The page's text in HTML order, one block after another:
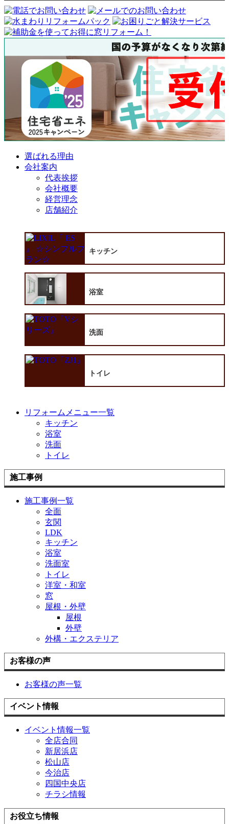
選ばれる理由
会社案内
代表挨拶
会社概要
経営理念
店舗紹介
キッチン
浴室
洗面
トイレ
リフォームメニュー一覧
キッチン
浴室
洗面
トイレ
施工事例
施工事例一覧
全面
玄関
LDK
キッチン
浴室
洗面室
トイレ
洋室・和室
窓
屋根・外壁
屋根
外壁
外構・エクステリア
お客様の声
お客様の声一覧
イベント情報
イベント情報一覧
全店合同
新居浜店
松山店
今治店
四国中央店
チラシ情報
お役立ち情報